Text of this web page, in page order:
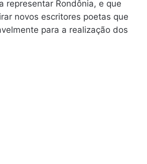
representar Rondônia, e que
novos escritores poetas que
para a realização dos